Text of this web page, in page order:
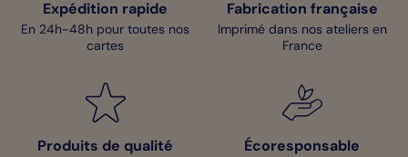
Expédition rapide
En 24h-48h pour toutes nos
cartes
Fabrication française
Imprimé dans nos ateliers en
France
Produits de qualité Écoresponsable